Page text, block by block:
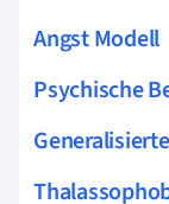
Angst Modell
Psychische